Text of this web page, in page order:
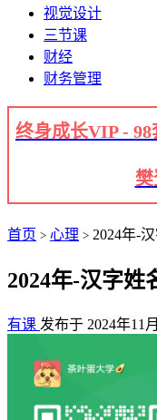
视觉设计
三节课
财经
财务管理
终身成长VIP -
樊
首页 > 心理 > 2024年-
2024年-汉字姓
有课 发布于 2024年11